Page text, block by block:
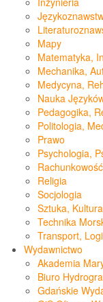
Mapy
Matematyka,
Mechanika,
Medycyna,
Nauka
Pedagogika,
Politologia,
Prawo
Psychologia,
Religia
Socjologia
Sztuka, Kultura
Technika
Transport,
Wydawnictwo
Akademia
Biuro
Gdańskie